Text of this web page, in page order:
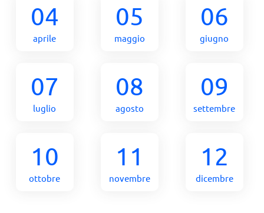
04
aprile
05
maggio
06
giugno
07
luglio
08
agosto
09
settembre
10
ottobre
11
novembre
12
dicembre